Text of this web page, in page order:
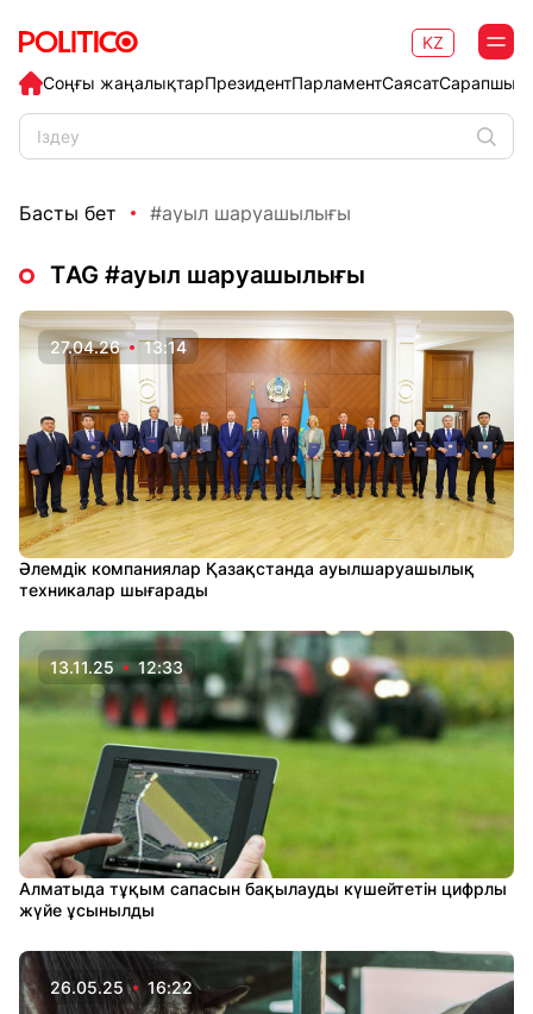
Соңғы жаңалықтарПрезидентПарламентСаясат
KZ
Басты бет #ауыл шаруашылығы
ТAG #ауыл шаруашылығы
27.04.26 13:14
Әлемдік компаниялар Қазақстанда ауылшаруашылық
техникалар шығарады
13.11.25 12:33
Алматыда тұқым сапасын бақылауды күшейтетін цифрлы
жүйе ұсынылды
26.05.25 16:22